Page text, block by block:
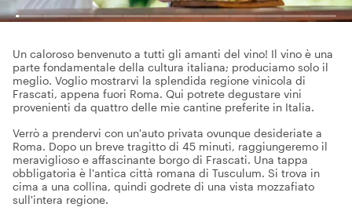
Un caloroso benvenuto a tutti gli amanti del vino! Il vino è una
parte fondamentale della cultura italiana; produciamo solo il
meglio. Voglio mostrarvi la splendida regione vinicola di
Frascati, appena fuori Roma. Qui potrete degustare vini
provenienti da quattro delle mie cantine preferite in Italia.
Verrò a prendervi con un'auto privata ovunque desideriate a
Roma. Dopo un breve tragitto di 45 minuti, raggiungeremo il
meraviglioso e affascinante borgo di Frascati. Una tappa
obbligatoria è l'antica città romana di Tusculum. Si trova in
cima a una collina, quindi godrete di una vista mozzafiato
sull'intera regione.